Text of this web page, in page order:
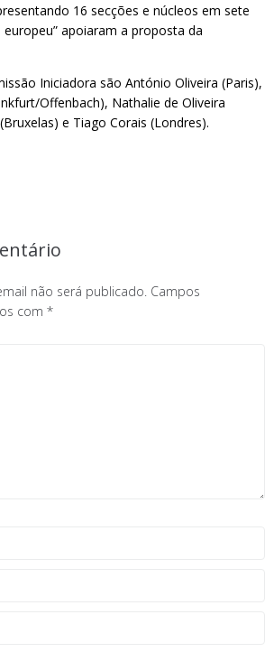
16 secções e núcleos em sete
apoiaram a proposta da
Iniciadora são António Oliveira (Paris),
Offenbach), Nathalie de Oliveira
e Tiago Corais (Londres).
não será publicado. Campos
com *